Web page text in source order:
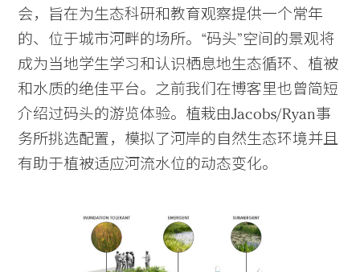
会，旨在为生态科研和教育观察提供一个常年
的、位于城市河畔的场所。“码头”空间的景观将
成为当地学生学习和认识栖息地生态循环、植被
和水质的绝佳平台。之前我们在博客里也曾简短
介绍过码头的游览体验。植栽由Jacobs/Ryan事
务所挑选配置，模拟了河岸的自然生态环境并且
有助于植被适应河流水位的动态变化。